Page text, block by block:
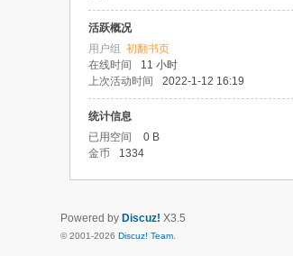
活跃概况
用户组 初翻书页
在线时间
11 小时
上次活动时间
2022-1-12 16:19
统计信息
已用空间
0 B
金币
1334
Powered by Discuz! X3.5
© 2001-2026 Discuz! Team